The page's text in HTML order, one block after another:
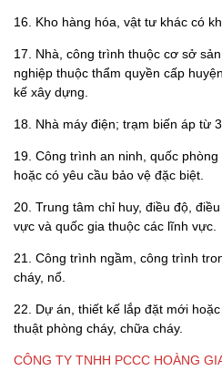
16. Kho hàng hóa, vật tư khác có
17. Nhà, công trình thuộc cơ sở
nghiệp thuộc thẩm quyền cấp
kế xây dựng.
18. Nhà máy điện; trạm biến áp từ
19. Công trình an ninh, quốc
hoặc có yêu cầu bảo vệ đặc biệt.
20. Trung tâm chỉ huy, điều độ,
vực và quốc gia thuộc các lĩnh vực.
21. Công trình ngầm, công trình
cháy, nổ.
22. Dự án, thiết kế lắp đặt mới
thuật phòng cháy, chữa cháy.
CÔNG TY TNHH PCCC HOÀNG